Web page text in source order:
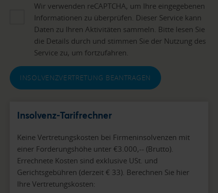
Wir verwenden reCAPTCHA, um Ihre eingegebenen
Informationen zu überprüfen. Dieser Service kann
Daten zu Ihren Aktivitäten sammeln. Bitte lesen Sie
die Details durch und stimmen Sie der Nutzung des
Service zu, um fortzufahren.
INSOLVENZVERTRETUNG BEANTRAGEN
Insolvenz-Tarifrechner
Keine Vertretungskosten bei Firmeninsolvenzen mit
einer Forderungshöhe unter €3.000,-- (Brutto).
Errechnete Kosten sind exklusive USt. und
Gerichtsgebühren (derzeit € 33). Berechnen Sie hier
Ihre Vertretungskosten: